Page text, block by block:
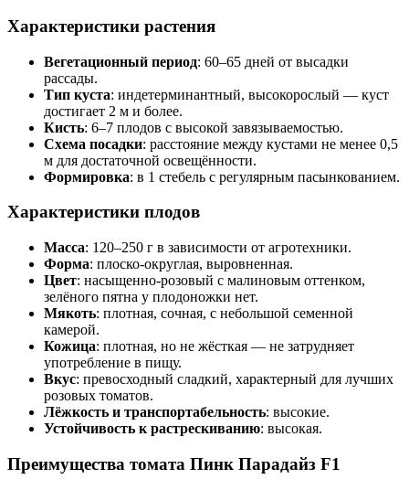
Характеристики растения
Вегетационный период: 60–65 дней от высадки
рассады.
Тип куста: индетерминантный, высокорослый — куст
достигает 2 м и более.
Кисть: 6–7 плодов с высокой завязываемостью.
Схема посадки: расстояние между кустами не менее 0,5
м для достаточной освещённости.
Формировка: в 1 стебель с регулярным пасынкованием.
Характеристики плодов
Масса: 120–250 г в зависимости от агротехники.
Форма: плоско-округлая, выровненная.
Цвет: насыщенно-розовый с малиновым оттенком,
зелёного пятна у плодоножки нет.
Мякоть: плотная, сочная, с небольшой семенной
камерой.
Кожица: плотная, но не жёсткая — не затрудняет
употребление в пищу.
Вкус: превосходный сладкий, характерный для лучших
розовых томатов.
Лёжкость и транспортабельность: высокие.
Устойчивость к растрескиванию: высокая.
Преимущества томата Пинк Парадайз F1